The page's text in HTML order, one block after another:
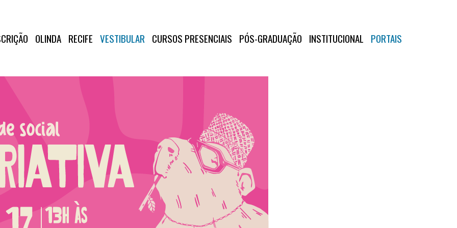
OLINDA RECIFE VESTIBULAR CURSOS PRESENCIAIS PÓS-GRADUAÇÃO INSTITUCIONAL PORTAIS